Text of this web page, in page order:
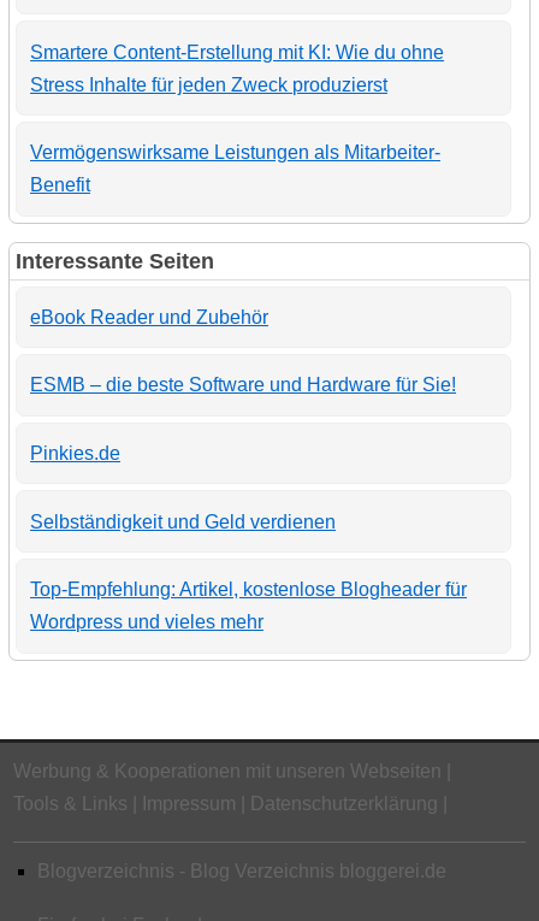
Smartere Content-Erstellung mit KI: Wie du ohne
Stress Inhalte für jeden Zweck produzierst
Vermögenswirksame Leistungen als Mitarbeiter-
Benefit
Interessante Seiten
eBook Reader und Zubehör
ESMB – die beste Software und Hardware für Sie!
Pinkies.de
Selbständigkeit und Geld verdienen
Top-Empfehlung: Artikel, kostenlose Blogheader für
Wordpress und vieles mehr
Werbung & Kooperationen mit unseren Webseiten
Tools & Links
Impressum Datenschutzerklärung
Blogverzeichnis - Blog Verzeichnis bloggerei.de